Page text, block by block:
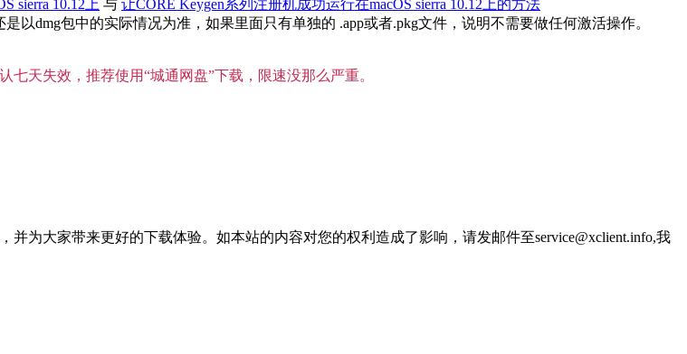
sierra 10.12上 与 让CORE Keygen系列注册机成功运行在macOS sierra 10.12上的方法
dmg包中的实际情况为准，如果里面只有单独的 .app或者.pkg文件，说明不需要做任何激活操作。
七天失效，推荐使用“城通网盘”下载，限速没那么严重。
为大家带来更好的下载体验。如本站的内容对您的权利造成了影响，请发邮件至service@xclient.info,我